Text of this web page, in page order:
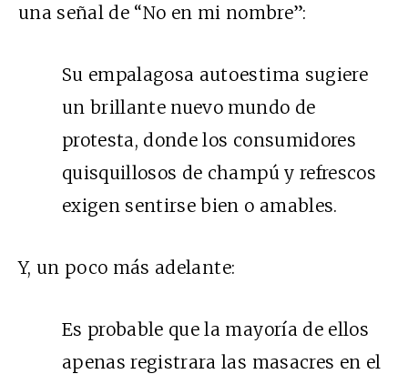
una señal de “No en mi nombre”:
Su empalagosa autoestima sugiere
un brillante nuevo mundo de
protesta, donde los consumidores
quisquillosos de champú y refrescos
exigen sentirse bien o amables.
Y, un poco más adelante:
Es probable que la mayoría de ellos
apenas registrara las masacres en el